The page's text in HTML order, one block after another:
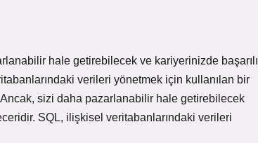
hale getirebilecek ve kariyerinizde başarılı
verileri yönetmek için kullanılan bir
sizi daha pazarlanabilir hale getirebilecek
SQL, ilişkisel veritabanlarındaki verileri